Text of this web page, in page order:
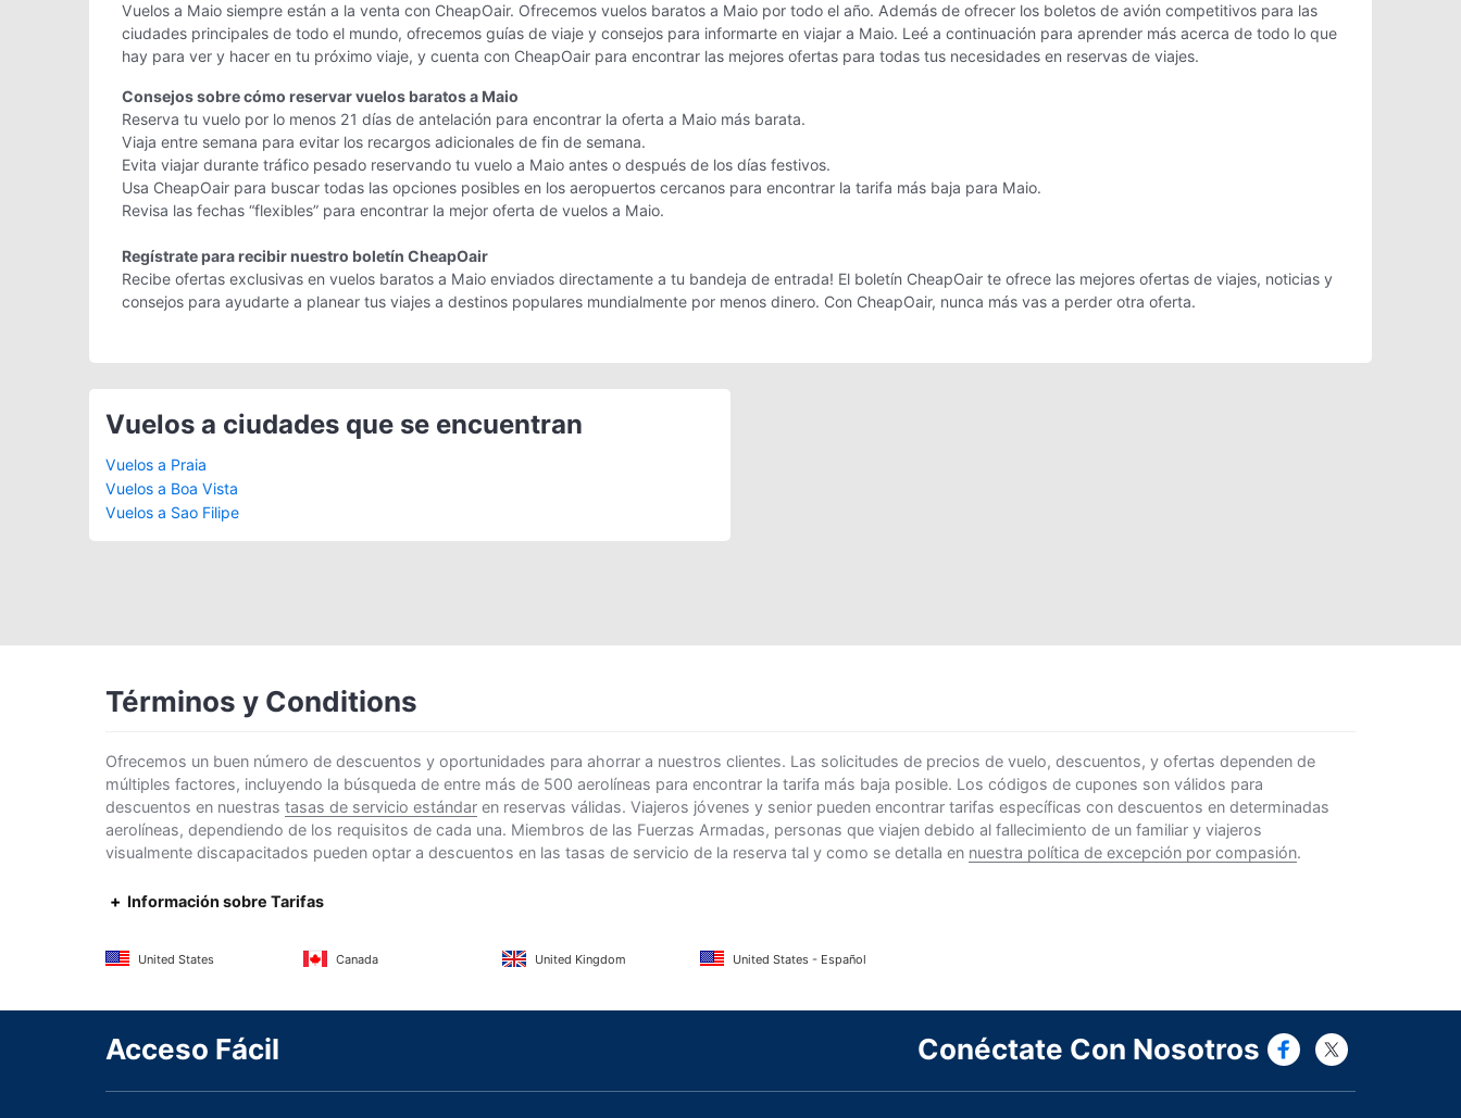
Vuelos a Maio siempre están a la venta con CheapOair. Ofrecemos vuelos baratos a Maio por todo el año. Además de ofrecer los boletos de avión competitivos para las
ciudades principales de todo el mundo, ofrecemos guías de viaje y consejos para informarte en viajar a Maio. Leé a continuación para aprender más acerca de todo lo que
hay para ver y hacer en tu próximo viaje, y cuenta con CheapOair para encontrar las mejores ofertas para todas tus necesidades en reservas de viajes.
Consejos sobre cómo reservar vuelos baratos a Maio
Reserva tu vuelo por lo menos 21 días de antelación para encontrar la oferta a Maio más barata.
Viaja entre semana para evitar los recargos adicionales de fin de semana.
Evita viajar durante tráfico pesado reservando tu vuelo a Maio antes o después de los días festivos.
Usa CheapOair para buscar todas las opciones posibles en los aeropuertos cercanos para encontrar la tarifa más baja para Maio.
Revisa las fechas “flexibles” para encontrar la mejor oferta de vuelos a Maio.
Regístrate para recibir nuestro boletín CheapOair
Recibe ofertas exclusivas en vuelos baratos a Maio enviados directamente a tu bandeja de entrada! El boletín CheapOair te ofrece las mejores ofertas de viajes, noticias y
consejos para ayudarte a planear tus viajes a destinos populares mundialmente por menos dinero. Con CheapOair, nunca más vas a perder otra oferta.
Vuelos a ciudades que se encuentran
Vuelos a Praia
Vuelos a Boa Vista
Vuelos a Sao Filipe
Términos y Conditions
Ofrecemos un buen número de descuentos y oportunidades para ahorrar a nuestros clientes. Las solicitudes de precios de vuelo, descuentos, y ofertas dependen de
múltiples factores, incluyendo la búsqueda de entre más de 500 aerolíneas para encontrar la tarifa más baja posible. Los códigos de cupones son válidos para
descuentos en nuestras tasas de servicio estándar en reservas válidas. Viajeros jóvenes y senior pueden encontrar tarifas específicas con descuentos en determinadas
aerolíneas, dependiendo de los requisitos de cada una. Miembros de las Fuerzas Armadas, personas que viajen debido al fallecimiento de un familiar y viajeros
visualmente discapacitados pueden optar a descuentos en las tasas de servicio de la reserva tal y como se detalla en nuestra política de excepción por compasión.
Información sobre Tarifas
United States Canada United Kingdom United States - Español
Acceso Fácil Conéctate Con Nosotros Connect